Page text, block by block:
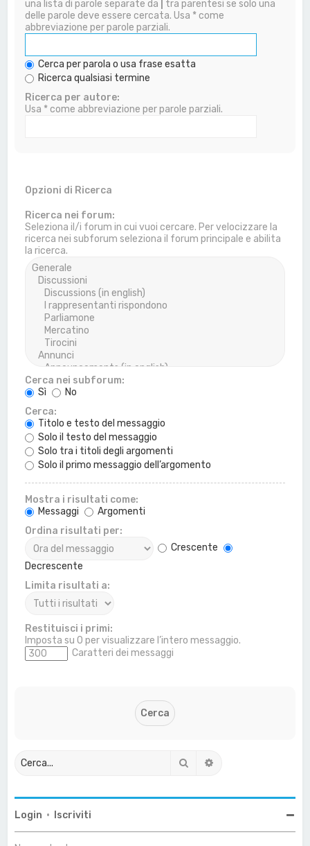
una lista di parole separate da
tra parentesi se solo una
delle parole deve essere cercata. Usa * come
abbreviazione per parole parziali.
Cerca per parola o usa frase esatta
Ricerca qualsiasi termine
Ricerca per autore:
Usa * come abbreviazione per parole parziali.
Opzioni di Ricerca
Ricerca nei forum:
Seleziona il/i forum in cui vuoi cercare. Per velocizzare la
ricerca nei subforum seleziona il forum principale e abilita
la ricerca.
Cerca nei subforum:
Sì
No
Cerca:
Titolo e testo del messaggio
Solo il testo del messaggio
Solo tra i titoli degli argomenti
Solo il primo messaggio dell’argomento
Mostra i risultati come:
Messaggi
Argomenti
Ordina risultati per:
Crescente
Decrescente
Limita risultati a:
Restituisci i primi:
Imposta su 0 per visualizzare l’intero messaggio.
Caratteri dei messaggi
Cerca
Login • Iscriviti